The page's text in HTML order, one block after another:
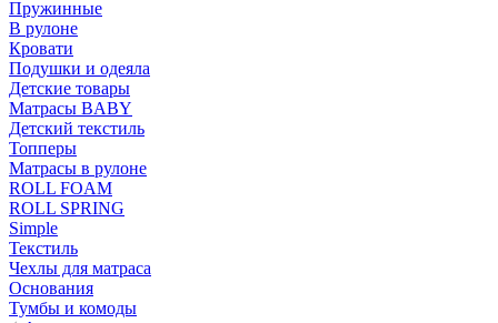
Пружинные
В рулоне
Кровати
Подушки и одеяла
Детские товары
Матрасы BABY
Детский текстиль
Топперы
Матрасы в рулоне
ROLL FOAM
ROLL SPRING
Simple
Текстиль
Чехлы для матраса
Основания
Тумбы и комоды